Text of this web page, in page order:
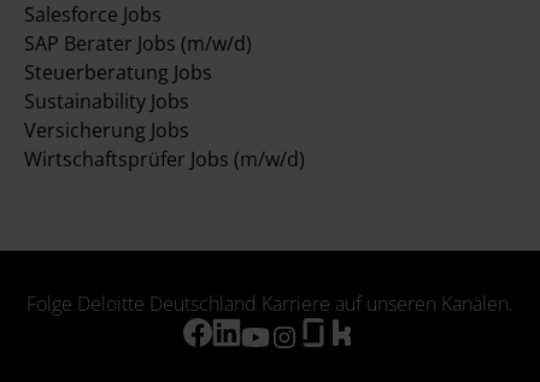
Salesforce Jobs
SAP Berater Jobs (m/w/d)
Steuerberatung Jobs
Sustainability Jobs
Versicherung Jobs
Wirtschaftsprüfer Jobs (m/w/d)
Folge Deloitte Deutschland Karriere auf unseren Kanälen.